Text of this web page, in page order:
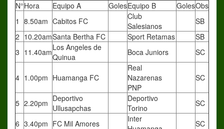
N°Hora Equipo A GolesEquipo B GolesObs
1 8.50am Cabitos FC
Club
Salesianos
SB
2 10.20amSanta Bertha FC Sport Retamas
SB
3 11.40amLos Angeles de
Quinua
Boca Juniors SC
4 1.00pm Huamanga FC
Real
Nazarenas
PNP
SC
5 2.20pm Deportivo
Ullusapchas
Deportivo
Torino
SC
6 3.40pm FC Mil Amores
Inter
SC